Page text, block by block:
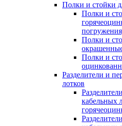
Полки и стойки
Полки и
Полки и
Полки и
Разделители и
лотков
кабельных